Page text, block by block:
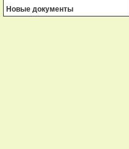
Новые документы